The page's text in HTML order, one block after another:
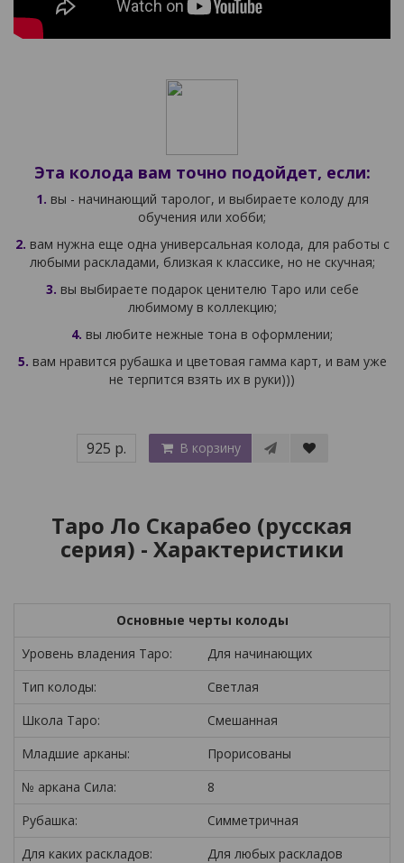
Эта колода вам точно подойдет, если:
1. вы - начинающий таролог, и выбираете колоду для
обучения или хобби;
2. вам нужна еще одна универсальная колода, для работы с
любыми раскладами, близкая к классике, но не скучная;
3. вы выбираете подарок ценителю Таро или себе
любимому в коллекцию;
4. вы любите нежные тона в оформлении;
5. вам нравится рубашка и цветовая гамма карт, и вам уже
не терпится взять их в руки)))
925 р. В корзину
Таро Ло Скарабео (русская
серия) - Характеристики
Основные черты колоды
Уровень владения Таро:
Для начинающих
Тип колоды:
Светлая
Школа Таро:
Смешанная
Младшие арканы:
Прорисованы
№ аркана Сила:
8
Рубашка:
Симметричная
Для каких раскладов:
Для любых раскладов